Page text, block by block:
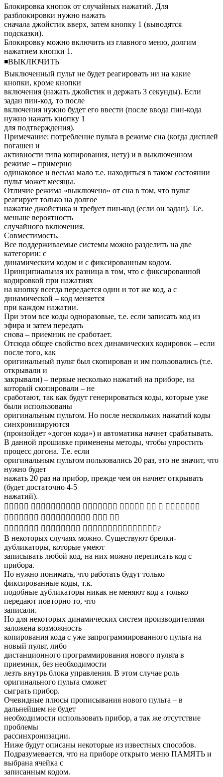
Блокировка кнопок от случайных нажатий. Для
разблокировки нужно нажать
сначала джойстик вверх, затем кнопку 1 (выводятся
подсказки).
Блокировку можно включить из главного меню, долгим
нажатием кнопки 1.
◾ВЫКЛЮЧИТЬ
Выключенный пульт не будет реагировать ни на какие
кнопки, кроме кнопки
включения (нажать джойстик и держать 3 секунды). Если
задан пин-код, то после
включения нужно будет его ввести (после ввода пин-кода
нужно нажать кнопку 1
для подтверждения).
Примечание: потребление пульта в режиме сна (когда дисплей
погашен и
активности типа копирования, нету) и в выключенном
режиме – примерно
одинаковое и весьма мало т.е. находиться в таком состоянии
пульт может месяцы.
Отличие режима «выключено» от сна в том, что пульт
реагирует только на долгое
нажатие джойстика и требует пин-код (если он задан). Т.е.
меньше вероятность
случайного включения.
Совместимость.
Все поддерживаемые системы можно разделить на две
категории: с
динамическим кодом и с фиксированным кодом.
Принципиальная их разница в том, что с фиксированной
кодировкой при нажатиях
на кнопку всегда передается один и тот же код, а с
динамической – код меняется
при каждом нажатии.
При этом все коды одноразовые, т.е. если записать код из
эфира и затем передать
снова – приемник не сработает.
Отсюда общее свойство всех динамических кодировок – если
после того, как
оригинальный пульт был скопирован и им пользовались (т.е.
открывали и
закрывали) – первые несколько нажатий на приборе, на
который скопировали – не
сработают, так как будут генерироваться коды, которые уже
были использованы
оригинальным пультом. Но после нескольких нажатий коды
синхронизируются
(произойдет «догон кода») и автоматика начнет срабатывать.
В данной прошивке применены методы, чтобы упростить
процесс догона. Т.е. если
оригинальным пультом пользовались 20 раз, это не значит, что
нужно будет
нажать 20 раз на прибор, прежде чем он начнет открывать
(будет достаточно 4-5
нажатий).
􀉑􀉚􀉫􀉬􀉨 􀉡􀉚􀉞􀉚􀉜􀉚􀉟􀉦􀉵􀉣 􀉜􀉨􀉩􀉪􀉨􀉫􀀝 􀉦􀉨􀉠􀉧􀉨 􀉥􀉢 􀉫 􀉞􀉚􀉧􀉧􀉨􀉝􀉨
􀉩􀉪􀉢􀉛􀉨􀉪􀉚 􀉩􀉟􀉪􀉟􀉩􀉢􀉫􀉚􀉬􀉶 􀉤􀉨􀉞 􀉧􀉚
􀉨􀉛􀉵􀉱􀉧􀉵􀉣 􀉛􀉪􀉟􀉥􀉨􀉤􀀃􀉢 􀉩􀉨􀉥􀉶􀉡􀉨􀉜􀉚􀉬􀉶􀉫􀉹􀀃􀉢􀉦?
В некоторых случаях можно. Существуют брелки-
дубликаторы, которые умеют
записывать любой код, на них можно переписать код с
прибора.
Но нужно понимать, что работать будут только
фиксированные коды, т.к.
подобные дубликаторы никак не меняют код а только
передают повторно то, что
записали.
Но для некоторых динамических систем производителями
заложена возможность
копирования кода с уже запрограммированного пульта на
новый пульт, либо
дистанционного программирования нового пульта в
приемник, без необходимости
лезть внутрь блока управления. В этом случае роль
оригинального пульта сможет
сыграть прибор.
Очевидные плюсы прописывания нового пульта – в
дальнейшем не будет
необходимости использовать прибор, а так же отсутствие
проблемы
рассинхронизации.
Ниже будут описаны некоторые из известных способов.
Подразумевается, что на приборе открыто меню ПАМЯТЬ и
выбрана ячейка с
записанным кодом.